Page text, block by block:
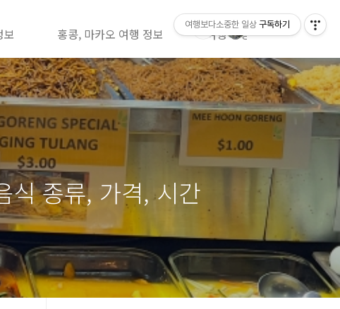
보 홍콩, 마카오 여행 정보 여행 영상정보( 유투브)
식 종류, 가격, 시간
여행보다소중한 일상 구독하기